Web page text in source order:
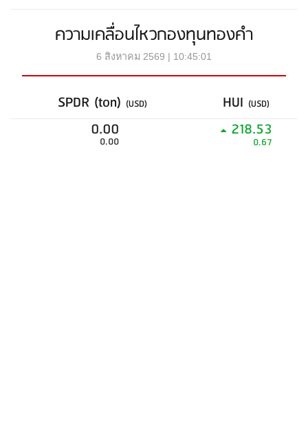
ความเคลื่อนไหวกองทุนทองคำ
6 สิงหาคม 2569 | 10:45:01
SPDR (ton) (USD) HUI (USD)
0.00
0.00
218.53
0.67